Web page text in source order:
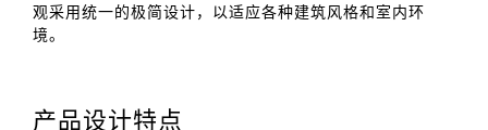
观采用统一的极简设计，以适应各种建筑风格和室内环
境。
产品设计特点